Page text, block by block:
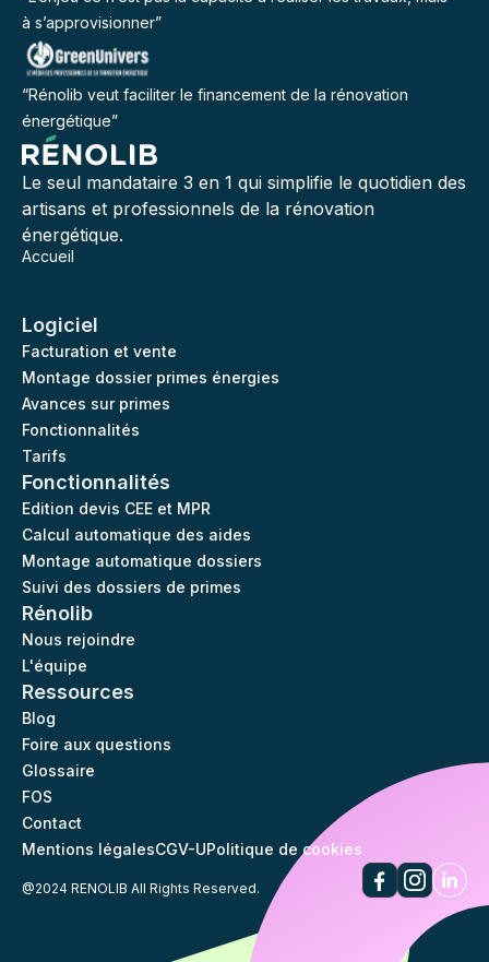
à s’approvisionner”
“Rénolib veut faciliter le financement de la rénovation
énergétique”
Le seul mandataire 3 en 1 qui simplifie le quotidien des
artisans et professionnels de la rénovation
énergétique.
Accueil
Logiciel
Facturation et vente
Montage dossier primes énergies
Avances sur primes
Fonctionnalités
Tarifs
Fonctionnalités
Edition devis CEE et MPR
Calcul automatique des aides
Montage automatique dossiers
Suivi des dossiers de primes
Rénolib
Nous rejoindre
L'équipe
Ressources
Blog
Foire aux questions
Glossaire
FOS
Contact
Mentions légalesCGV-UPolitique de cookies
@2024 RENOLIB All Rights Reserved.